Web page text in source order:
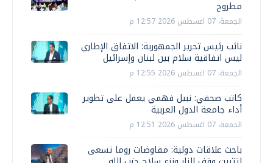
مطروح
الجمعة، 07 اغسطس 2026 12:57 م
نائب رئيس تحرير الجمهورية: الاتفاق الإطاري
ليس اتفاقية سلام بين لبنان وإسرائيل
الجمعة، 07 اغسطس 2026 12:55 م
كاتب صحفي: نبيل فهمي يعمل على تطوير
أداء جامعة الدول العربية
الجمعة، 07 اغسطس 2026 12:51 م
باحث علاقات دولية: مفاوضات روما تسعى